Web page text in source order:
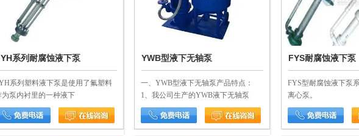
系列耐腐蚀液下泵
系列塑料液下泵是使用了氟塑料
为泵内衬里的一种液下
YWB型液下无轴泵
一、YWB型液下无轴泵产品特点：
1、我公司生产的YWB液下无轴泵
FYS耐腐蚀液下泵
FYS型耐腐蚀液下泵
离心泵。